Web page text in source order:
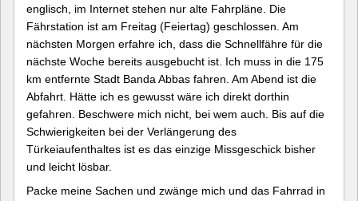
englisch, im Internet stehen nur alte Fahrpläne. Die
Fährstation ist am Freitag (Feiertag) geschlossen. Am
nächsten Morgen erfahre ich, dass die Schnellfähre für die
nächste Woche bereits ausgebucht ist. Ich muss in die 175
km entfernte Stadt Banda Abbas fahren. Am Abend ist die
Abfahrt. Hätte ich es gewusst wäre ich direkt dorthin
gefahren. Beschwere mich nicht, bei wem auch. Bis auf die
Schwierigkeiten bei der Verlängerung des
Türkeiaufenthaltes ist es das einzige Missgeschick bisher
und leicht lösbar.
Packe meine Sachen und zwänge mich und das Fahrrad in